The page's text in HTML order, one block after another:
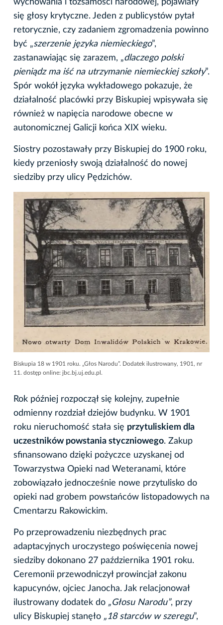
wychowania i tożsamości narodowej, pojawiały
się głosy krytyczne. Jeden z publicystów pytał
retorycznie, czy zadaniem zgromadzenia powinno
być „szerzenie języka niemieckiego”,
zastanawiając się zarazem, „dlaczego polski
pieniądz ma iść na utrzymanie niemieckiej szkoły”.
Spór wokół języka wykładowego pokazuje, że
działalność placówki przy Biskupiej wpisywała się
również w napięcia narodowe obecne w
autonomicznej Galicji końca XIX wieku.
Siostry pozostawały przy Biskupiej do 1900 roku,
kiedy przeniosły swoją działalność do nowej
siedziby przy ulicy Pędzichów.
Biskupia 18 w 1901 roku. „Głos Narodu”. Dodatek ilustrowany, 1901, nr
11. dostęp online: jbc.bj.uj.edu.pl.
Rok później rozpoczął się kolejny, zupełnie
odmienny rozdział dziejów budynku. W 1901
roku nieruchomość stała się przytuliskiem dla
uczestników powstania styczniowego. Zakup
sfinansowano dzięki pożyczce uzyskanej od
Towarzystwa Opieki nad Weteranami, które
zobowiązało jednocześnie nowe przytulisko do
opieki nad grobem powstańców listopadowych na
Cmentarzu Rakowickim.
Po przeprowadzeniu niezbędnych prac
adaptacyjnych uroczystego poświęcenia nowej
siedziby dokonano 27 października 1901 roku.
Ceremonii przewodniczył prowincjał zakonu
kapucynów, ojciec Janocha. Jak relacjonował
ilustrowany dodatek do „Głosu Narodu”, przy
ulicy Biskupiej stanęło „18 starców w szeregu”,